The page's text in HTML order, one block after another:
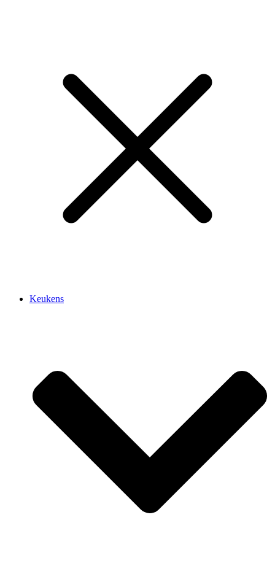
Keukens